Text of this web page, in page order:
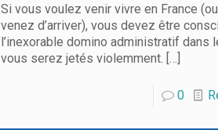
Si vous voulez venir vivre en France
venez d’arriver), vous devez être
l’inexorable domino administratif dans
vous serez jetés violemment. […]
0